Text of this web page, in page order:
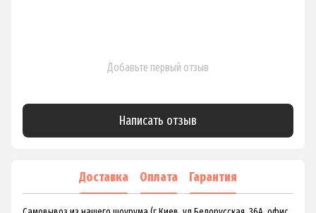
Добавьте первый отзыв
Написать отзыв
Доставка Оплата Гарантия